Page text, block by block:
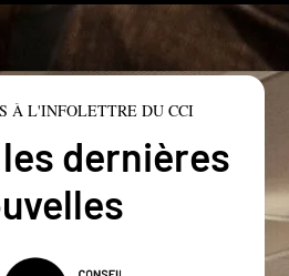
À L'INFOLETTRE DU CCI
dernières